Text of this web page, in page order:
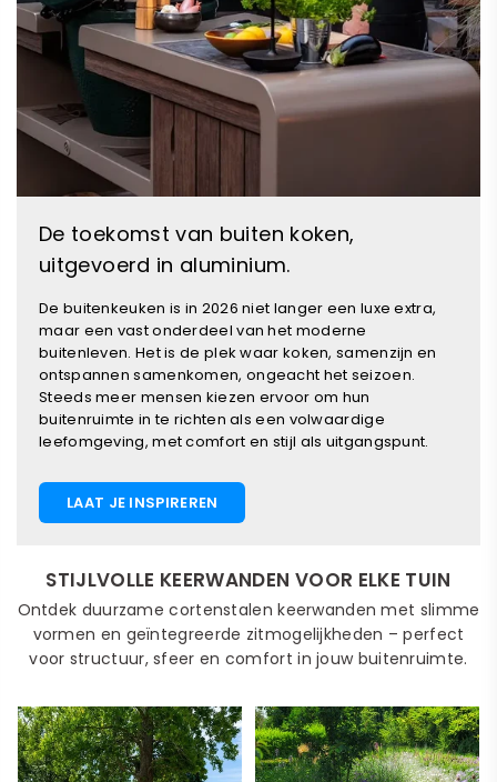
De toekomst van buiten koken,
uitgevoerd in aluminium.
De buitenkeuken is in 2026 niet langer een luxe extra,
maar een vast onderdeel van het moderne
buitenleven. Het is de plek waar koken, samenzijn en
ontspannen samenkomen, ongeacht het seizoen.
Steeds meer mensen kiezen ervoor om hun
buitenruimte in te richten als een volwaardige
leefomgeving, met comfort en stijl als uitgangspunt.
LAAT JE INSPIREREN
STIJLVOLLE KEERWANDEN VOOR ELKE TUIN
Ontdek duurzame cortenstalen keerwanden met slimme
vormen en geïntegreerde zitmogelijkheden – perfect
voor structuur, sfeer en comfort in jouw buitenruimte.